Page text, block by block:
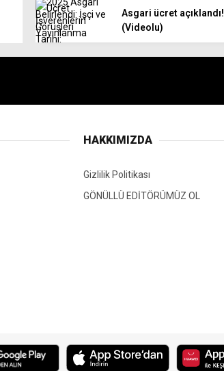
Asgari ücret açıklandı!
(Videolu)
HAKKIMIZDA
Gizlilik Politikası
GÖNÜLLÜ EDİTÖRÜMÜZ OL